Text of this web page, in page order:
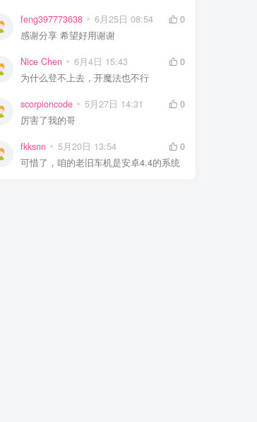
feng397773638 6月25日 08:54
0
感谢分享 希望好用谢谢
Nice Chen 6月4日 15:43
0
为什么登不上去，开魔法也不行
scorpioncode 5月27日 14:31
0
厉害了我的哥
fkksnn 5月20日 13:54
0
可惜了，咱的老旧车机是安卓4.4的系统